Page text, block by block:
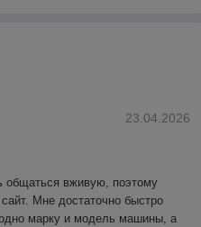
23.04.2026
общаться вживую, поэтому
Мне достаточно быстро
марку и модель машины, а